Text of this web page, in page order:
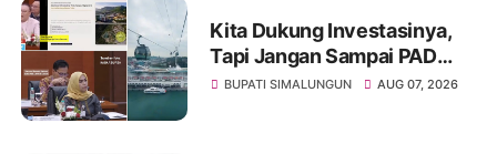
Kita Dukung Investasinya,
Tapi Jangan Sampai PAD
Simalungun yang Jadi
BUPATI SIMALUNGUN AUG 07, 2026